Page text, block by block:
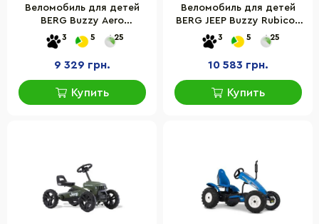
Веломобиль для детей
BERG Buzzy Aero
24.30.21.00
3 5 25
9 329 грн.
Купить
Веломобиль для детей
BERG JEEP Buzzy Rubicon
24.30.13.00
3 5 25
10 583 грн.
Купить